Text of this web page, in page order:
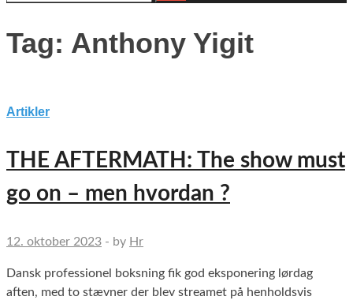
Tag: Anthony Yigit
Artikler
THE AFTERMATH: The show must
go on – men hvordan ?
12. oktober 2023 - by Hr
Dansk professionel boksning fik god eksponering lørdag
aften, med to stævner der blev streamet på henholdsvis